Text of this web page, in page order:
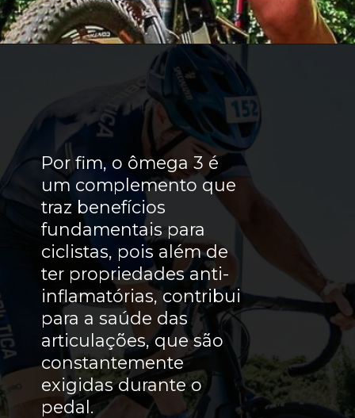
Por fim, o ômega 3 é
um complemento que
traz benefícios
fundamentais para
ciclistas, pois além de
ter propriedades anti-
inflamatórias, contribui
para a saúde das
articulações, que são
constantemente
exigidas durante o
pedal.